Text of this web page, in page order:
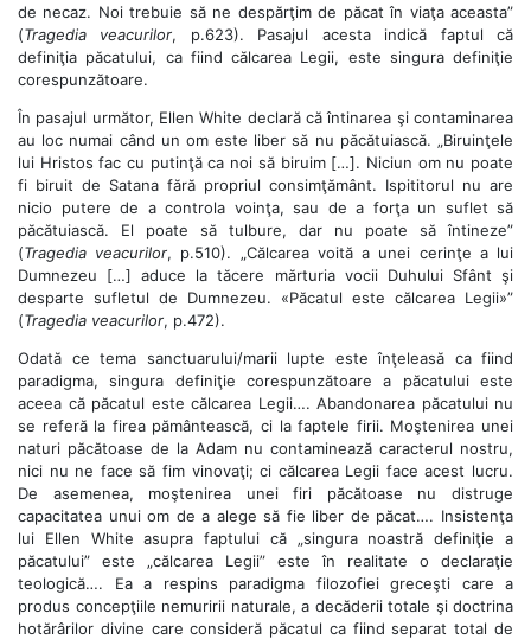
de necaz. Noi trebuie să ne despărţim de păcat în viaţa aceasta”
(Tragedia veacurilor, p.623). Pasajul acesta indică faptul că
definiţia păcatului, ca fiind călcarea Legii, este singura definiţie
corespunzătoare.
În pasajul următor, Ellen White declară că întinarea şi contaminarea
au loc numai când un om este liber să nu păcătuiască. „Biruinţele
lui Hristos fac cu putinţă ca noi să biruim […]. Niciun om nu poate
fi biruit de Satana fără propriul consimţământ. Ispititorul nu are
nicio putere de a controla voinţa, sau de a forţa un suflet să
păcătuiască. El poate să tulbure, dar nu poate să întineze”
(Tragedia veacurilor, p.510). „Călcarea voită a unei cerinţe a lui
Dumnezeu […] aduce la tăcere mărturia vocii Duhului Sfânt şi
desparte sufletul de Dumnezeu. «Păcatul este călcarea Legii»”
(Tragedia veacurilor, p.472).
Odată ce tema sanctuarului/marii lupte este înţeleasă ca fiind
paradigma, singura definiţie corespunzătoare a păcatului este
aceea că păcatul este călcarea Legii…. Abandonarea păcatului nu
se referă la firea pământească, ci la faptele firii. Moştenirea unei
naturi păcătoase de la Adam nu contaminează caracterul nostru,
nici nu ne face să fim vinovaţi; ci călcarea Legii face acest lucru.
De asemenea, moştenirea unei firi păcătoase nu distruge
capacitatea unui om de a alege să fie liber de păcat…. Insistenţa
lui Ellen White asupra faptului că „singura noastră definiţie a
păcatului” este „călcarea Legii” este în realitate o declaraţie
teologică…. Ea a respins paradigma filozofiei greceşti care a
produs concepţiile nemuririi naturale, a decăderii totale şi doctrina
hotărârilor divine care consideră păcatul ca fiind separat total de